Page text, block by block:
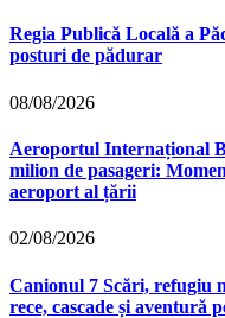
Regia Publică Locală a
posturi de pădurar
08/08/2026
Aeroportul Internațional
milion de pasageri:
aeroport al țării
02/08/2026
Canionul 7 Scări, refugiu
rece, cascade și aventură